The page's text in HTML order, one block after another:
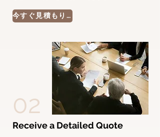
今すぐ見積もりを依頼する
02
Receive a Detailed Quote